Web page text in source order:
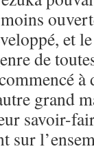
et
de
à
grand
savoir-
sur